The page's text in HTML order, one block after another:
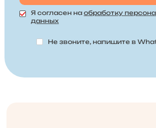
Я согласен на обработку
данных
Не звоните, напишите в